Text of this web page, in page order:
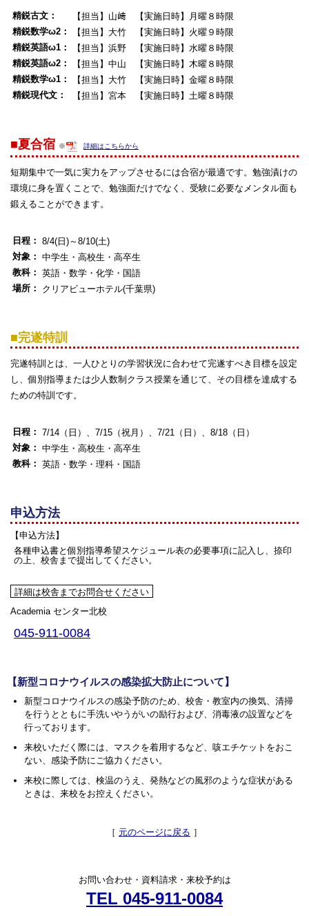
精鋭古文：
【担当】山﨑 【実施日時】月曜８時限
精鋭数学ω2：
【担当】大竹 【実施日時】火曜９時限
精鋭英語ω1：
【担当】浜野 【実施日時】水曜８時限
精鋭英語ω2：
【担当】中山 【実施日時】木曜８時限
精鋭数学ω1：
【担当】大竹 【実施日時】金曜８時限
精鋭現代文：
【担当】宮本 【実施日時】土曜８時限
■夏合宿 ※ 詳細はこちらから
短期集中で一気に実力をアップさせるには合宿が最適です。勉強漬けの
環境に身を置くことで、勉強面だけでなく、受験に必要なメンタル面も
鍛えることができます。
日程： 8/4(日)～8/10(土)
対象： 中学生・高校生・高卒生
教科： 英語・数学・化学・国語
場所：
クリアビューホテル(千葉県)
■完遂特訓
完遂特訓とは、一人ひとりの学習状況に合わせて完遂すべき目標を設定
し、個別指導または少人数制クラス授業を通じて、その目標を達成する
ための特訓です。
日程： 7/14（日）、 7/15（祝月）、 7/21（日）、 8/18（日）
対象： 中学生・高校生・高卒生
教科： 英語・数学・理科・国語
申込方法
【申込方法】
各種申込書と個別指導希望スケジュール表の必要事項に記入し、捺印
の上、校舎まで提出してください。
詳細は校舎までお問合せください
Academia センター北校
045-911-0084
【新型コロナウイルスの感染拡大防止について】
新型コロナウイルスの感染予防のため、校舎・教室内の換気、清掃
を行うとともに手洗いやうがいの励行および、消毒液の設置などを
行っております。
来校いただく際には、マスクを着用するなど、咳エチケットをおこ
ない、感染予防にご協力ください。
来校に際しては、検温のうえ、発熱などの風邪のような症状がある
ときは、来校をお控えください。
［ 元のページに戻る ］
お問い合わせ・資料請求・来校予約は
TEL 045-911-0084